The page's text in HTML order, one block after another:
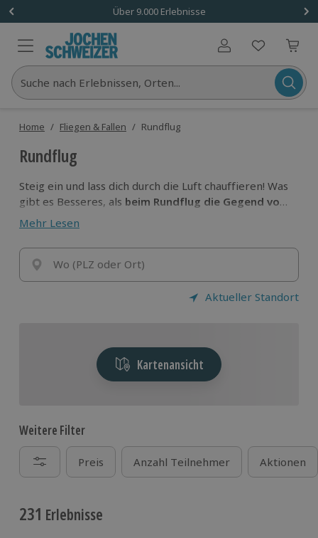
Über 9.000 Erlebnisse
Benutzerkonto
Suche nach Erlebnissen, Orten...
Home / Fliegen & Fallen / Rundflug
Rundflug
Steig ein und lass dich durch die Luft chauffieren! Was
gibt es Besseres, als beim Rundflug die Gegend von
oben zu bestaunen
müssen, denn das Steuer musst du hier nicht
übernehmen.
Mehr Lesen
Wo (PLZ oder Ort)
Aktueller Standort
Kartenansicht
Weitere Filter
Preis Anzahl Teilnehmer Aktionen
231 Erlebnisse